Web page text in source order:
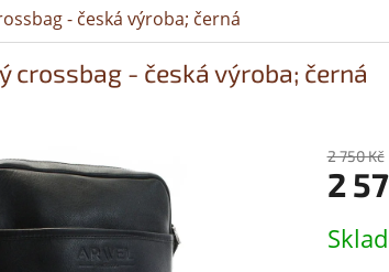
- česká výroba; černá
crossbag - česká výroba; černá
2 750 Kč
2
cena: